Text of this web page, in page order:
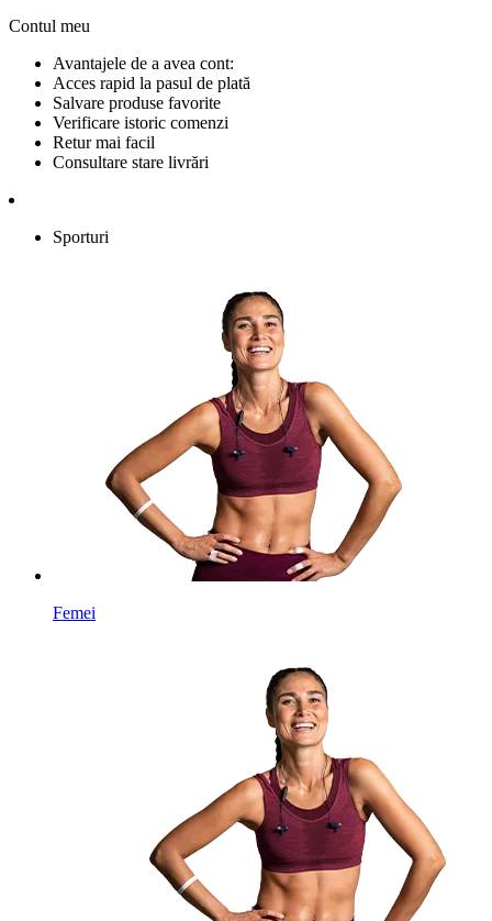
Contul meu
Avantajele de a avea cont:
Acces rapid la pasul de plată
Salvare produse favorite
Verificare istoric comenzi
Retur mai facil
Consultare stare livrări
Sporturi
Femei